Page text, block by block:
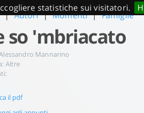
statistiche sui visitatori.
| Autori | Momenti | Famiglie
so 'mbriacato
Mannarino
Altre
il pdf